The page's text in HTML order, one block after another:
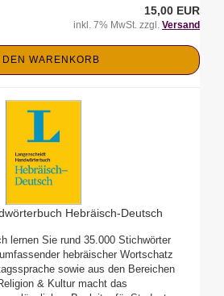
15,00 EUR
inkl. 7% MwSt. zzgl. Versand
DEN WARENKORB
Hebräisch-Deutsch
lernen Sie rund 35.000 Stichwörter
hebräischer Wortschatz
sowie aus den Bereichen
& Kultur macht das